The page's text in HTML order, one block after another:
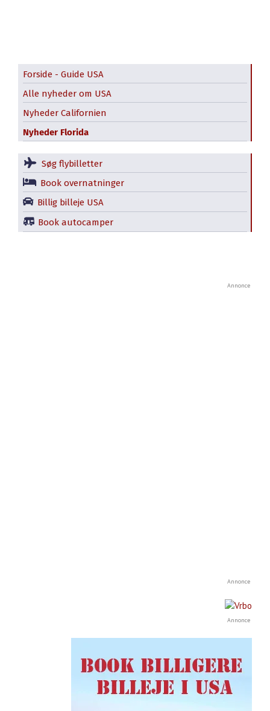
Forside - Guide USA
Alle nyheder om USA
Nyheder Californien
Nyheder Florida
Søg flybilletter
Book overnatninger
Billig billeje USA
Book autocamper
Annonce
Annonce
Annonce